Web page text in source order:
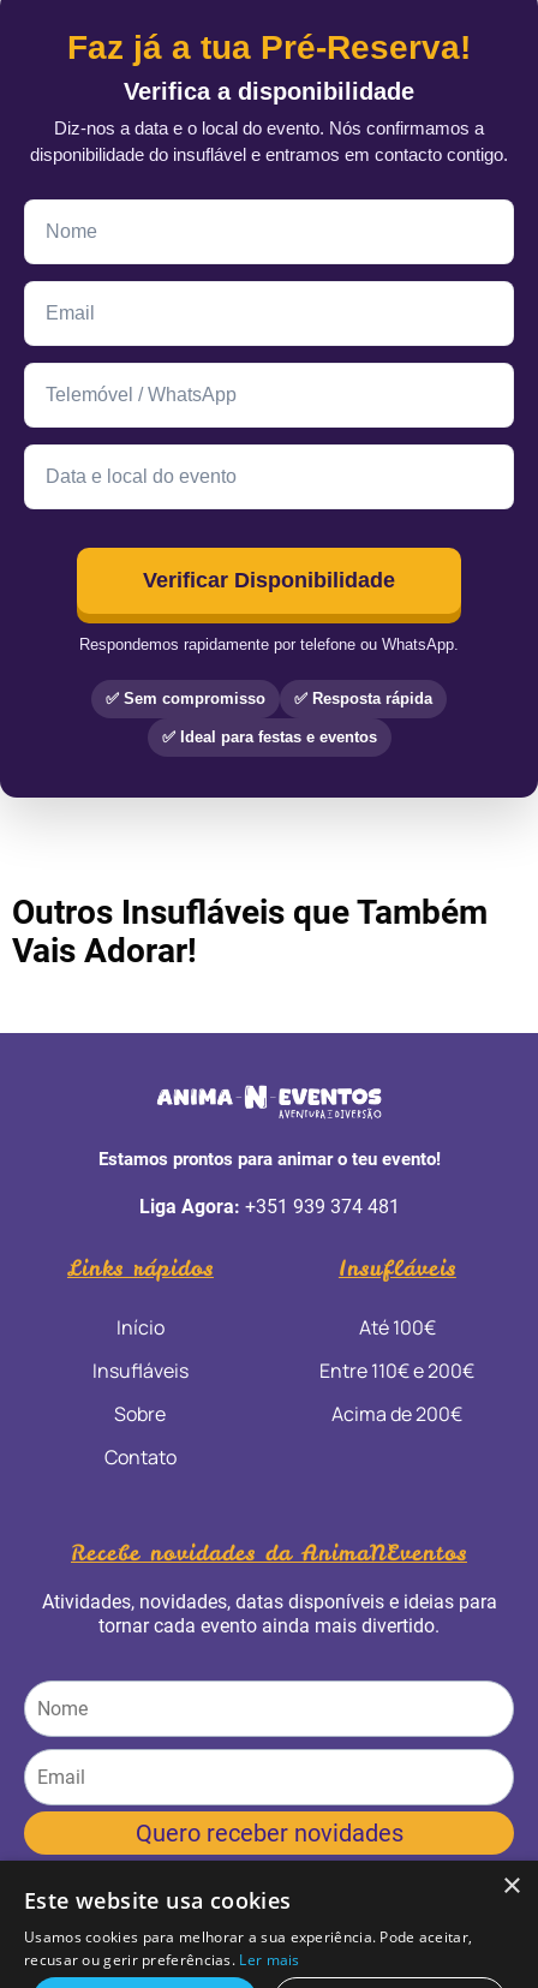
Faz já a tua Pré-Reserva!
Verifica a disponibilidade
Diz-nos a data e o local do evento. Nós confirmamos a
disponibilidade do insuflável e entramos em contacto contigo.
Verificar Disponibilidade
Respondemos rapidamente por telefone ou WhatsApp.
✅ Sem compromisso ✅ Resposta rápida
✅ Ideal para festas e eventos
Outros Insufláveis que Também
Vais Adorar!
Estamos prontos para animar o teu evento!
Liga Agora: +351 939 374 481
Links rápidos
Início
Insufláveis
Sobre
Contato
Insufláveis
Até 100€
Entre 110€ e 200€
Acima de 200€
Recebe novidades da AnimaNEventos
Atividades, novidades, datas disponíveis e ideias para
tornar cada evento ainda mais divertido.
Quero receber novidades
×
Este website usa cookies
Usamos cookies para melhorar a sua experiência. Pode aceitar,
recusar ou gerir preferências. Ler mais